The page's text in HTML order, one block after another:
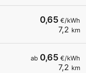
0,65 €/kWh
7,2 km
ab 0,65 €/kWh
7,2 km